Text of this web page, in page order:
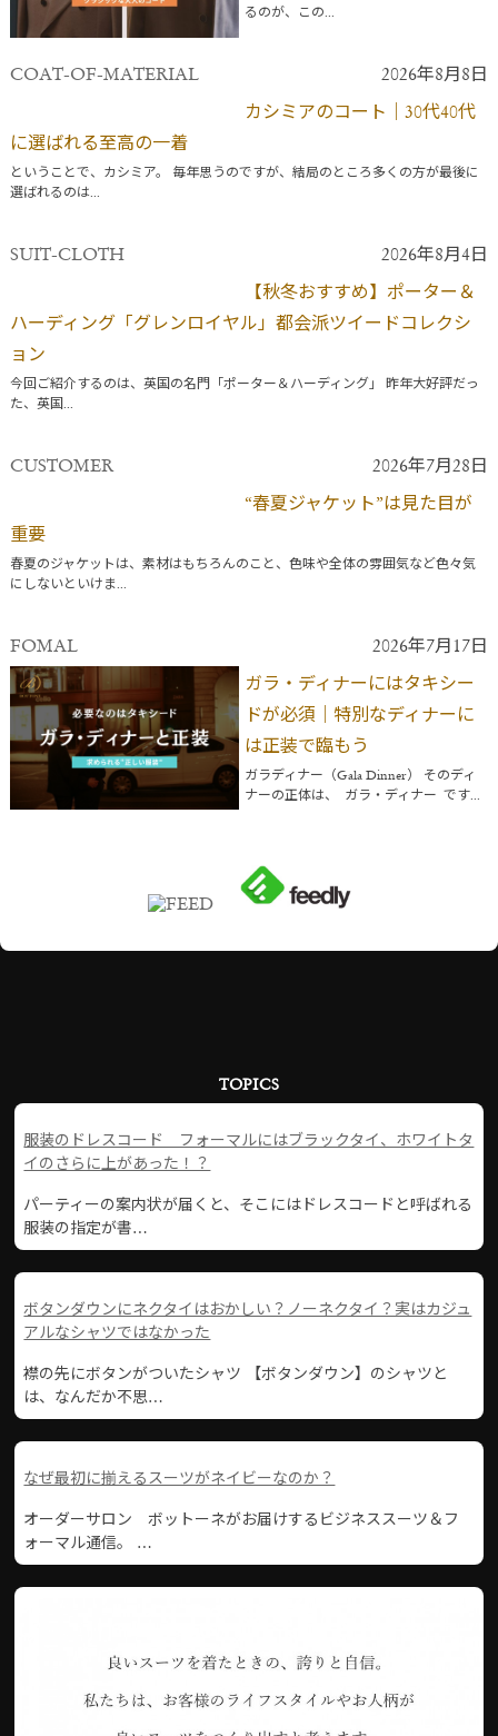
るのが、この...
COAT-OF-MATERIAL 2026年8月8日
カシミアのコート｜30代40代
に選ばれる至高の一着
ということで、カシミア。 毎年思うのですが、結局のところ多くの方が最後に
選ばれるのは...
SUIT-CLOTH 2026年8月4日
【秋冬おすすめ】ポーター＆
ハーディング「グレンロイヤル」都会派ツイードコレクシ
ョン
今回ご紹介するのは、英国の名門「ポーター＆ハーディング」 昨年大好評だっ
た、英国...
CUSTOMER 2026年7月28日
“春夏ジャケット”は見た目が
重要
春夏のジャケットは、素材はもちろんのこと、色味や全体の雰囲気など色々気
にしないといけま...
FOMAL 2026年7月17日
ガラ・ディナーにはタキシー
ドが必須｜特別なディナーに
は正装で臨もう
ガラディナー（Gala Dinner） そのディ
ナーの正体は、 ガラ・ディナー です...
TOPICS
服装のドレスコード フォーマルにはブラックタイ、ホワイトタ
イのさらに上があった！？
パーティーの案内状が届くと、そこにはドレスコードと呼ばれる
服装の指定が書…
ボタンダウンにネクタイはおかしい？ノーネクタイ？実はカジュ
アルなシャツではなかった
襟の先にボタンがついたシャツ 【ボタンダウン】のシャツと
は、なんだか不思…
なぜ最初に揃えるスーツがネイビーなのか？
オーダーサロン ボットーネがお届けするビジネススーツ＆フ
ォーマル通信。 …